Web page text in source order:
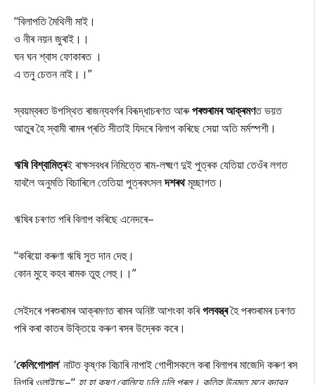
‘‘বিলাপতি মৈথিলী মাই।
ও নীৰ নয়ন জুৰাই।।
ঘন ঘন শ্বাস ফোকাৰত ।
এ তনু চেতন নাই।।”
স্বয়ম্বৰত উপস্থিত ৰাজন্যবৰ্গৰ বিৰূদ্ধাচৰণত আৰুপৰশুৰামৰ আক্ৰমণত ভয়ত
আতুৰ হৈ স্বামী ৰামৰ প্ৰতি সীতাই যিদৰে বিলাপ কৰিছে সেয়া অতি মৰ্মস্পশী।
ঋষি বিশ্বামিত্ৰই ৰাক্ষসবধৰ নিমিত্তে ৰাম-লক্ষ্মণ দুই পুত্ৰক যেতিয়া তেওঁৰ লগত
যাবলৈ অনুমতি বিচাৰিলে তেতিয়া পুত্ৰবৎসলদশৰথমূচ্ছাগত।
ঋষিৰ চৰণত পৰি বিলাপ কৰিছে এনেদৰে–
‘‘কৰিয়ো কৰুণা ঋষি সুত দান দেহু।
কোন মুহে কহব ৰামক তুহু লেহু।।”
সেইদৰে পৰশুৰামৰ আক্ৰমণত ৰামৰ অনিষ্ট আশংকা কৰিগলবস্ত্ৰহৈ পৰশুৰামৰ চৰণত
পৰি কৰা কাতৰ উক্তিয়ে কৰুণ ৰসৰ উদ্ৰেক কৰে।
‘কেলিগোপাল‘ নাটত কৃষ্ণক বিচাৰি নাপাই গোপীসকলে কৰা বিলাপৰ মাজেদি কৰুণ ৰস